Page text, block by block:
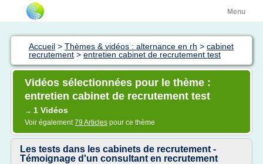
Menu
Accueil > Thèmes & vidéos : alternance en rh > cabinet
recrutement > entretien cabinet de recrutement test
Vidéos sélectionnées pour le thème :
entretien cabinet de recrutement test
→ 1 Vidéos
Voir également79 Articles pour ce thème
Les tests dans les cabinets de recrutement -
Témoignage d'un consultant en recrutement